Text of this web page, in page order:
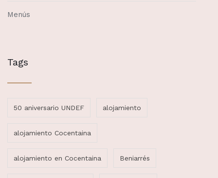
Menús
Tags
50 aniversario UNDEF alojamiento
alojamiento Cocentaina
alojamiento en Cocentaina Beniarrés